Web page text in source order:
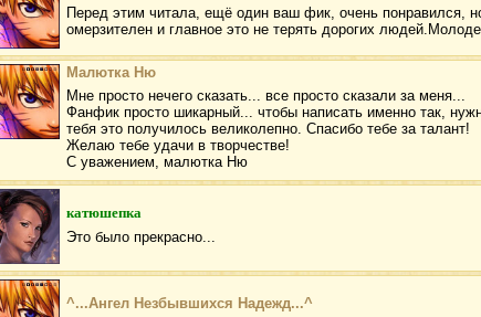
Перед этим читала, ещё один ваш фик, очень понравился,
омерзителен и главное это не терять дорогих
Малютка Ню
Мне просто нечего сказать... все просто сказали за меня...
Фанфик просто шикарный... чтобы написать именно так,
тебя это получилось великолепно. Спасибо тебе за талант!
Желаю тебе удачи в творчестве!
С уважением, малютка Ню
катюшепка
Это было прекрасно...
^...Ангел Незбывшихся Надежд...^